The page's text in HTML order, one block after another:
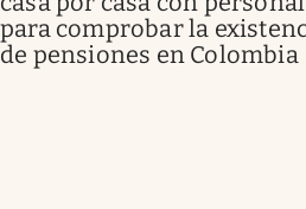
para comprobar la
de pensiones en Colombia